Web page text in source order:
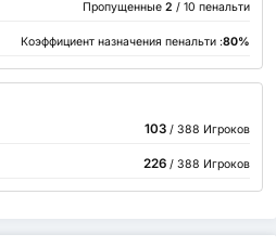
Пропущенные 2 / 10 пенальти
Коэффициент назначения пенальти :80%
103/ 388 Игроков
226/ 388 Игроков